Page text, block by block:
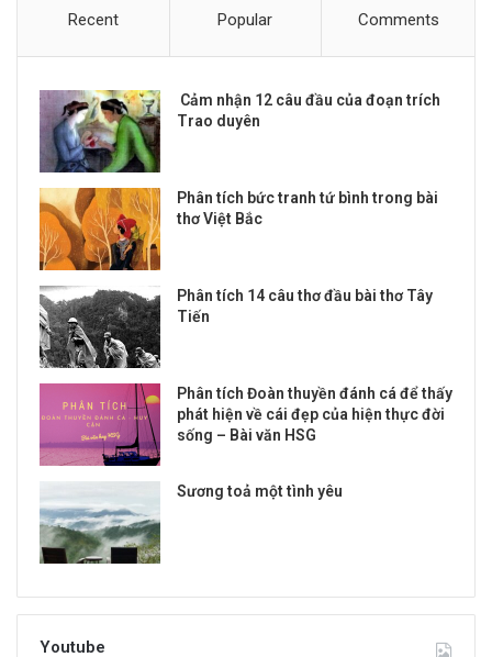
Recent Popular Comments
Cảm nhận 12 câu đầu của đoạn trích
Trao duyên
Phân tích bức tranh tứ bình trong bài
thơ Việt Bắc
Phân tích 14 câu thơ đầu bài thơ Tây
Tiến
Phân tích Đoàn thuyền đánh cá để thấy
phát hiện về cái đẹp của hiện thực đời
sống – Bài văn HSG
Sương toả một tình yêu
Youtube